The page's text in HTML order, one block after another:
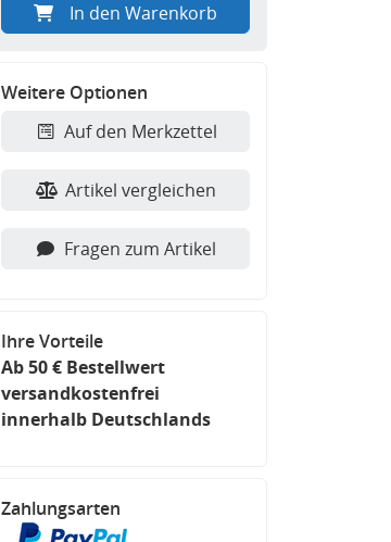
In den Warenkorb
Weitere Optionen
Auf den Merkzettel
Artikel vergleichen
Fragen zum Artikel
Ihre Vorteile
Ab 50 € Bestellwert
versandkostenfrei
innerhalb Deutschlands
Zahlungsarten